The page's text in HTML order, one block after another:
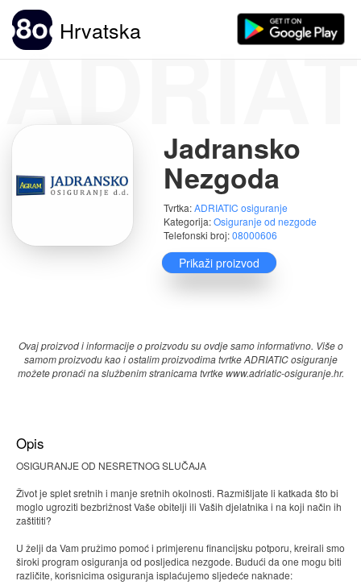
Hrvatska
Jadransko
Nezgoda
Tvrtka:ADRIATIC osiguranje
Kategorija:Osiguranje od nezgode
Telefonski broj:08000606
Ocjene:-
Prikaži proizvod
Ovaj proizvod i informacije o proizvodu su ovdje samo informativno. Više o
samom proizvodu kao i ostalim proizvodima tvrtke ADRIATIC osiguranje
možete pronaći na službenim stranicama tvrtke www.adriatic-osiguranje.hr.
Opis
OSIGURANJE OD NESRETNOG SLUČAJA
Život je splet sretnih i manje sretnih okolnosti. Razmišljate li katkada što bi
moglo ugroziti bezbrižnost Vaše obitelji ili Vaših djelatnika i na koji način ih
zaštititi?
U želji da Vam pružimo pomoć i primjerenu financijsku potporu, kreirali smo
široki program osiguranja od posljedica nezgode. Budući da one mogu biti
različite, korisnicima osiguranja isplaćujemo sljedeće naknade: